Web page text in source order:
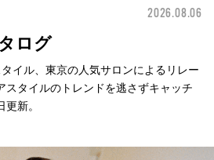
2026.08.06
ログ
イル、東京の人気サロンによるリレー
スタイルのトレンドを逃さずキャッチ
新。